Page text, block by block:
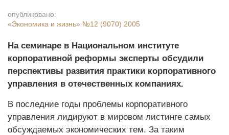
опубликовано:
«Экономика и жизнь» №12 (9070) 2005
На семинаре в Национальном институте
корпоративной реформы эксперты обсудили
перспективы развития практики корпоративного
управления в отечественных компаниях.
В последние годы проблемы корпоративного
управления лидируют в мировом листинге самых
обсуждаемых экономических тем. За таким